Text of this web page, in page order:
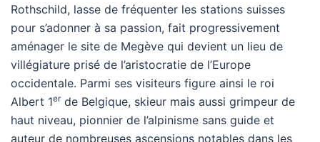
Rothschild, lasse de fréquenter les stations suisses
pour s’adonner à sa passion, fait progressivement
aménager le site de Megève qui devient un lieu de
villégiature prisé de l’aristocratie de l’Europe
occidentale. Parmi ses visiteurs figure ainsi le roi
Albert 1erde Belgique, skieur mais aussi grimpeur de
haut niveau, pionnier de l’alpinisme sans guide et
auteur de nombreuses ascensions notables dans les